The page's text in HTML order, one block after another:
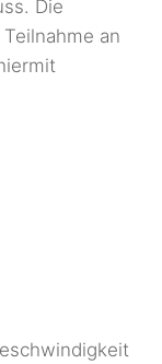
Die
an